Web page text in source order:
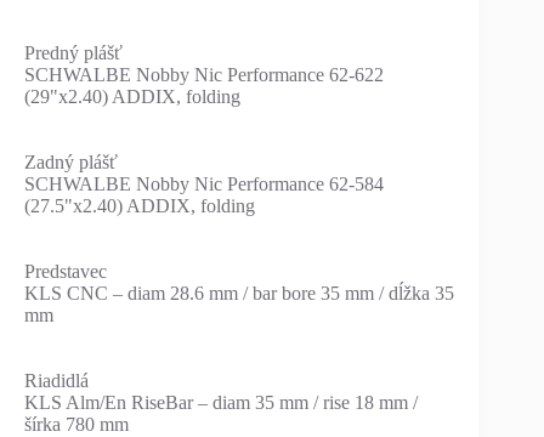
Predný plášť
SCHWALBE Nobby Nic Performance 62-622
(29"x2.40) ADDIX, folding
Zadný plášť
SCHWALBE Nobby Nic Performance 62-584
(27.5"x2.40) ADDIX, folding
Predstavec
KLS CNC – diam 28.6 mm / bar bore 35 mm / dĺžka 35
mm
Riadidlá
KLS Alm/En RiseBar – diam 35 mm / rise 18 mm /
šírka 780 mm